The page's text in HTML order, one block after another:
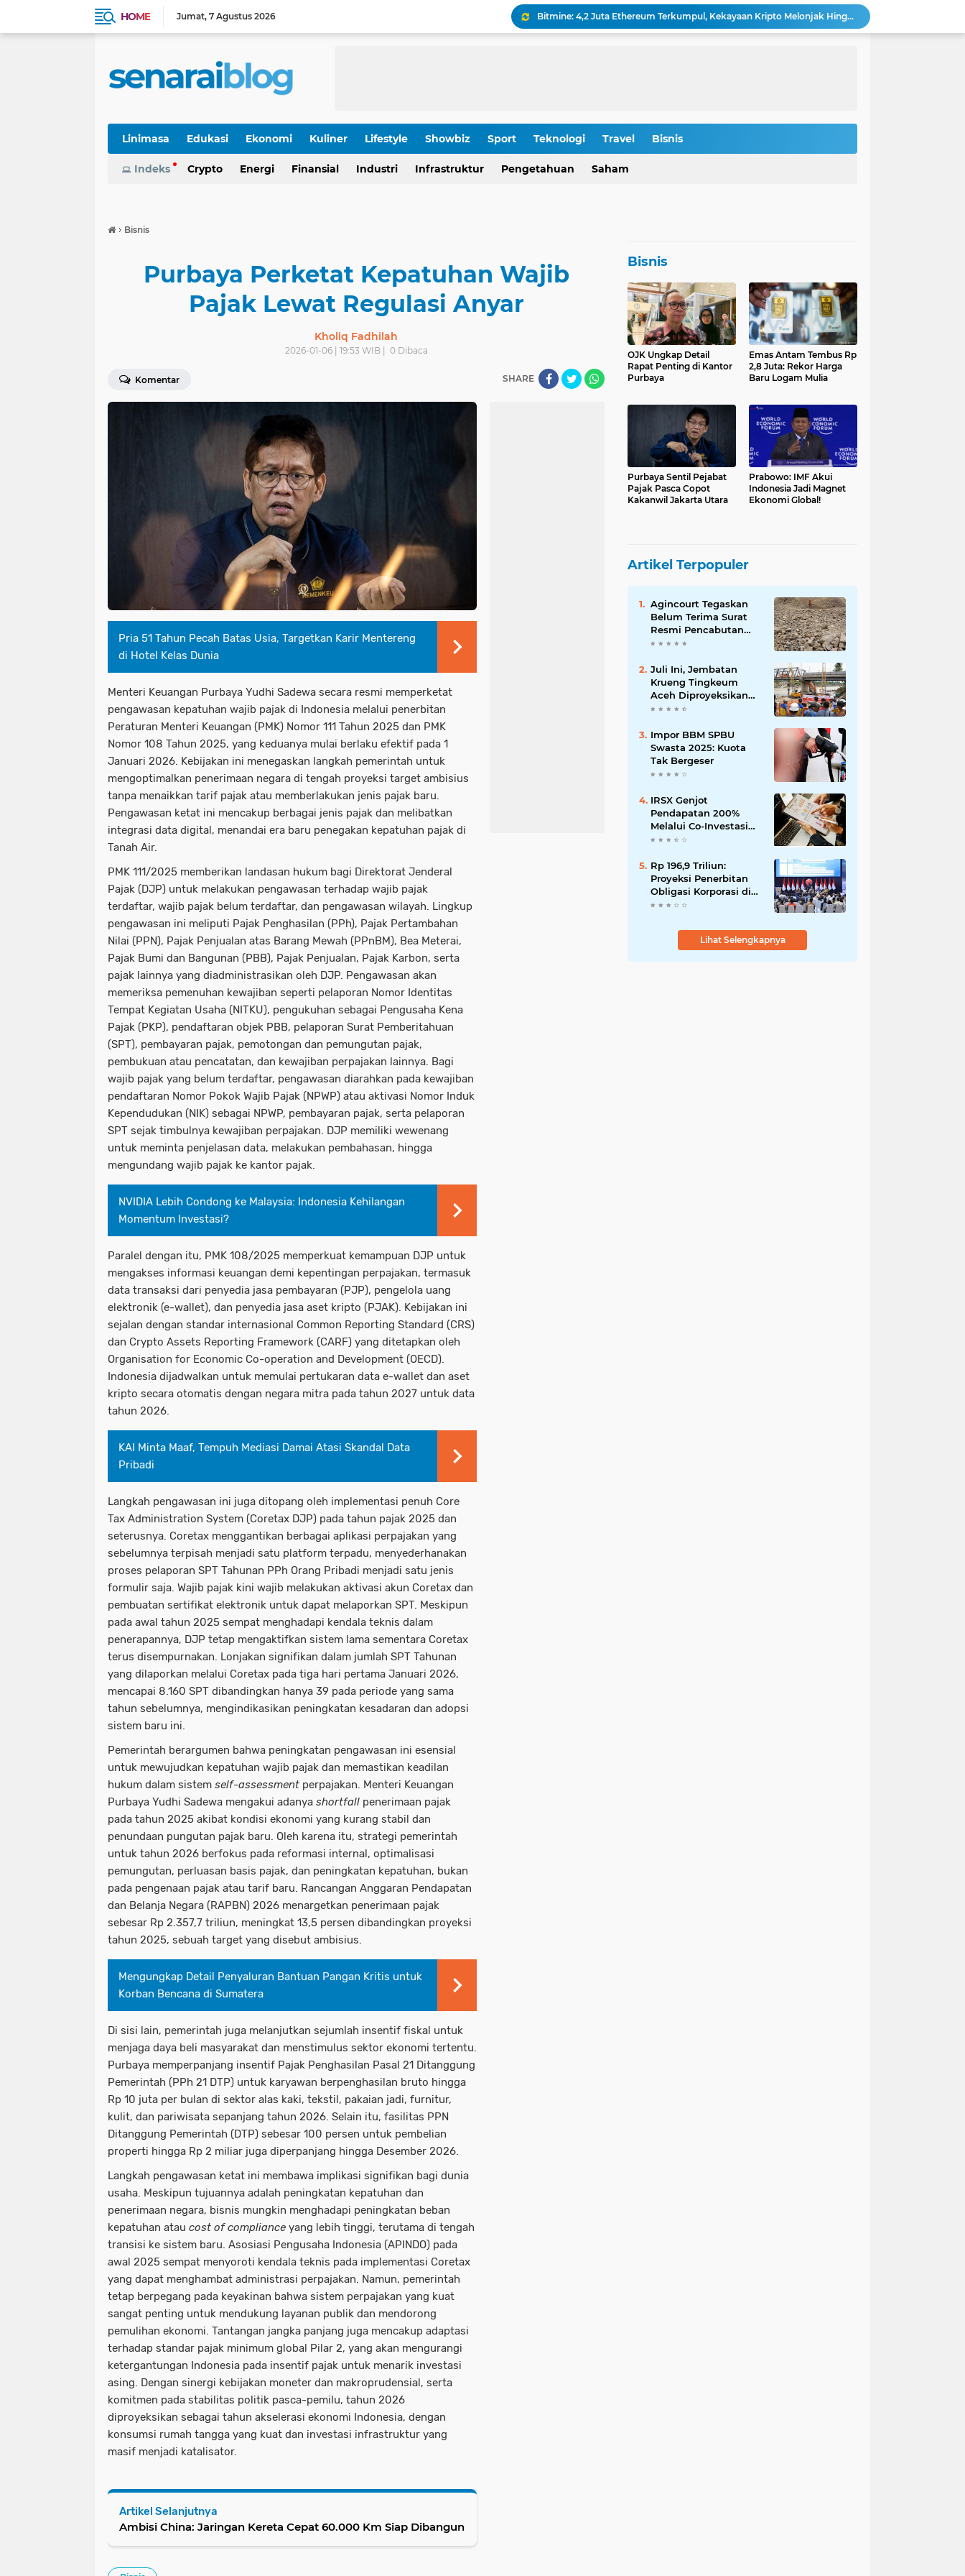
HOME Jumat 7 Agustus 2026
Bitmine: 4,2 Juta Ethereum Terkumpul, Kekayaan Kripto Melonjak Hingga $14,5 Miliar
Keamanan Produksi Blok Rokan Diperketat Pasca Insiden Pipa Gas
OJK Ungkap Detail Rapat Penting di Kantor Purbaya
Rp 196,9 Triliun: Proyeksi Penerbitan Obligasi Korporasi di Tahun 2026
Linimasa Edukasi Ekonomi Kuliner Lifestyle Showbiz Sport Teknologi Travel Bisnis
Indeks Crypto Energi Finansial Industri Infrastruktur Pengetahuan Saham
› Bisnis
Purbaya Perketat Kepatuhan Wajib
Pajak Lewat Regulasi Anyar
Kholiq Fadhilah
2026-01-06 | 19:53 WIB | 0Dibaca
Komentar SHARE
Pria 51 Tahun Pecah Batas Usia, Targetkan Karir Mentereng
di Hotel Kelas Dunia
Menteri Keuangan Purbaya Yudhi Sadewa secara resmi memperketat
pengawasan kepatuhan wajib pajak di Indonesia melalui penerbitan
Peraturan Menteri Keuangan (PMK) Nomor 111 Tahun 2025 dan PMK
Nomor 108 Tahun 2025, yang keduanya mulai berlaku efektif pada 1
Januari 2026. Kebijakan ini menegaskan langkah pemerintah untuk
mengoptimalkan penerimaan negara di tengah proyeksi target ambisius
tanpa menaikkan tarif pajak atau memberlakukan jenis pajak baru.
Pengawasan ketat ini mencakup berbagai jenis pajak dan melibatkan
integrasi data digital, menandai era baru penegakan kepatuhan pajak di
Tanah Air.
PMK 111/2025 memberikan landasan hukum bagi Direktorat Jenderal
Pajak (DJP) untuk melakukan pengawasan terhadap wajib pajak
terdaftar, wajib pajak belum terdaftar, dan pengawasan wilayah. Lingkup
pengawasan ini meliputi Pajak Penghasilan (PPh), Pajak Pertambahan
Nilai (PPN), Pajak Penjualan atas Barang Mewah (PPnBM), Bea Meterai,
Pajak Bumi dan Bangunan (PBB), Pajak Penjualan, Pajak Karbon, serta
pajak lainnya yang diadministrasikan oleh DJP. Pengawasan akan
memeriksa pemenuhan kewajiban seperti pelaporan Nomor Identitas
Tempat Kegiatan Usaha (NITKU), pengukuhan sebagai Pengusaha Kena
Pajak (PKP), pendaftaran objek PBB, pelaporan Surat Pemberitahuan
(SPT), pembayaran pajak, pemotongan dan pemungutan pajak,
pembukuan atau pencatatan, dan kewajiban perpajakan lainnya. Bagi
wajib pajak yang belum terdaftar, pengawasan diarahkan pada kewajiban
pendaftaran Nomor Pokok Wajib Pajak (NPWP) atau aktivasi Nomor Induk
Kependudukan (NIK) sebagai NPWP, pembayaran pajak, serta pelaporan
SPT sejak timbulnya kewajiban perpajakan. DJP memiliki wewenang
untuk meminta penjelasan data, melakukan pembahasan, hingga
mengundang wajib pajak ke kantor pajak.
NVIDIA Lebih Condong ke Malaysia: Indonesia Kehilangan
Momentum Investasi?
Paralel dengan itu, PMK 108/2025 memperkuat kemampuan DJP untuk
mengakses informasi keuangan demi kepentingan perpajakan, termasuk
data transaksi dari penyedia jasa pembayaran (PJP), pengelola uang
elektronik (e-wallet), dan penyedia jasa aset kripto (PJAK). Kebijakan ini
sejalan dengan standar internasional Common Reporting Standard (CRS)
dan Crypto Assets Reporting Framework (CARF) yang ditetapkan oleh
Organisation for Economic Co-operation and Development (OECD).
Indonesia dijadwalkan untuk memulai pertukaran data e-wallet dan aset
kripto secara otomatis dengan negara mitra pada tahun 2027 untuk data
tahun 2026.
KAI Minta Maaf, Tempuh Mediasi Damai Atasi Skandal Data
Pribadi
Langkah pengawasan ini juga ditopang oleh implementasi penuh Core
Tax Administration System (Coretax DJP) pada tahun pajak 2025 dan
seterusnya. Coretax menggantikan berbagai aplikasi perpajakan yang
sebelumnya terpisah menjadi satu platform terpadu, menyederhanakan
proses pelaporan SPT Tahunan PPh Orang Pribadi menjadi satu jenis
formulir saja. Wajib pajak kini wajib melakukan aktivasi akun Coretax dan
pembuatan sertifikat elektronik untuk dapat melaporkan SPT. Meskipun
pada awal tahun 2025 sempat menghadapi kendala teknis dalam
penerapannya, DJP tetap mengaktifkan sistem lama sementara Coretax
terus disempurnakan. Lonjakan signifikan dalam jumlah SPT Tahunan
yang dilaporkan melalui Coretax pada tiga hari pertama Januari 2026,
mencapai 8.160 SPT dibandingkan hanya 39 pada periode yang sama
tahun sebelumnya, mengindikasikan peningkatan kesadaran dan adopsi
sistem baru ini.
Pemerintah berargumen bahwa peningkatan pengawasan ini esensial
untuk mewujudkan kepatuhan wajib pajak dan memastikan keadilan
hukum dalam sistem self-assessment perpajakan. Menteri Keuangan
Purbaya Yudhi Sadewa mengakui adanya shortfall penerimaan pajak
pada tahun 2025 akibat kondisi ekonomi yang kurang stabil dan
penundaan pungutan pajak baru. Oleh karena itu, strategi pemerintah
untuk tahun 2026 berfokus pada reformasi internal, optimalisasi
pemungutan, perluasan basis pajak, dan peningkatan kepatuhan, bukan
pada pengenaan pajak atau tarif baru. Rancangan Anggaran Pendapatan
dan Belanja Negara (RAPBN) 2026 menargetkan penerimaan pajak
sebesar Rp 2.357,7 triliun, meningkat 13,5 persen dibandingkan proyeksi
tahun 2025, sebuah target yang disebut ambisius.
Mengungkap Detail Penyaluran Bantuan Pangan Kritis untuk
Korban Bencana di Sumatera
Di sisi lain, pemerintah juga melanjutkan sejumlah insentif fiskal untuk
menjaga daya beli masyarakat dan menstimulus sektor ekonomi tertentu.
Purbaya memperpanjang insentif Pajak Penghasilan Pasal 21 Ditanggung
Pemerintah (PPh 21 DTP) untuk karyawan berpenghasilan bruto hingga
Rp 10 juta per bulan di sektor alas kaki, tekstil, pakaian jadi, furnitur,
kulit, dan pariwisata sepanjang tahun 2026. Selain itu, fasilitas PPN
Ditanggung Pemerintah (DTP) sebesar 100 persen untuk pembelian
properti hingga Rp 2 miliar juga diperpanjang hingga Desember 2026.
Langkah pengawasan ketat ini membawa implikasi signifikan bagi dunia
usaha. Meskipun tujuannya adalah peningkatan kepatuhan dan
penerimaan negara, bisnis mungkin menghadapi peningkatan beban
kepatuhan atau cost of compliance yang lebih tinggi, terutama di tengah
transisi ke sistem baru. Asosiasi Pengusaha Indonesia (APINDO) pada
awal 2025 sempat menyoroti kendala teknis pada implementasi Coretax
yang dapat menghambat administrasi perpajakan. Namun, pemerintah
tetap berpegang pada keyakinan bahwa sistem perpajakan yang kuat
sangat penting untuk mendukung layanan publik dan mendorong
pemulihan ekonomi. Tantangan jangka panjang juga mencakup adaptasi
terhadap standar pajak minimum global Pilar 2, yang akan mengurangi
ketergantungan Indonesia pada insentif pajak untuk menarik investasi
asing. Dengan sinergi kebijakan moneter dan makroprudensial, serta
komitmen pada stabilitas politik pasca-pemilu, tahun 2026
diproyeksikan sebagai tahun akselerasi ekonomi Indonesia, dengan
konsumsi rumah tangga yang kuat dan investasi infrastruktur yang
masif menjadi katalisator.
Artikel Selanjutnya
Ambisi China: Jaringan Kereta Cepat 60.000 Km Siap Dibangun
Bisnis
OJK Ungkap Detail
Rapat Penting di Kantor
Purbaya
Emas Antam Tembus Rp
2,8 Juta: Rekor Harga
Baru Logam Mulia
Purbaya Sentil Pejabat
Pajak Pasca Copot
Kakanwil Jakarta Utara
Prabowo: IMF Akui
Indonesia Jadi Magnet
Ekonomi Global!
Artikel Terpopuler
Agincourt Tegaskan
Belum Terima Surat
Resmi Pencabutan
Izin Tambang Emas
Juli Ini, Jembatan
Krueng Tingkeum
Aceh Diproyeksikan
Tuntas
Impor BBM SPBU
Swasta 2025: Kuota
Tak Bergeser
IRSX Genjot
Pendapatan 200%
Melalui Co-Investasi
10+ Film Layar Lebar
Rp 196,9 Triliun:
Proyeksi Penerbitan
Obligasi Korporasi di
Tahun 2026
Lihat Selengkapnya